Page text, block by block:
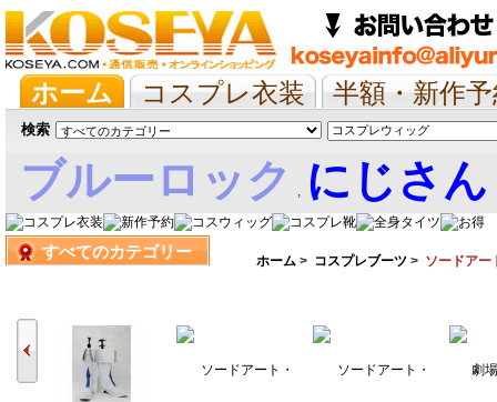
ホーム コスプレ衣装
半額・新作
抱き枕/布団/シーツ
ツイステ ウマ
検索
ブルーロック , にじさ
娘すべてのカテゴリー ホーム > コスプレブーツ > ソードアー